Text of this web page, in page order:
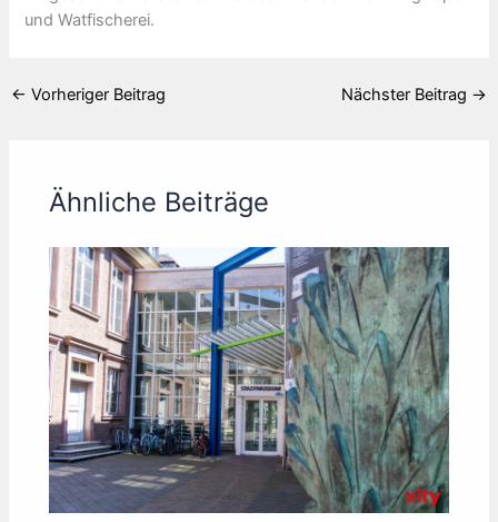
und Watfischerei.
← Vorheriger Beitrag Nächster Beitrag →
Ähnliche Beiträge